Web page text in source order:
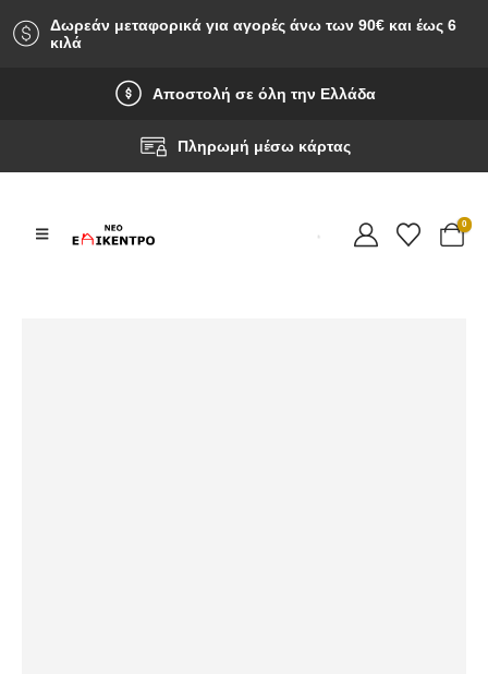
Δωρεάν μεταφορικά για αγορές άνω των 90‎€ και έως 6
κιλά
Αποστολή σε όλη την Ελλάδα
Πληρωμή μέσω κάρτας
0